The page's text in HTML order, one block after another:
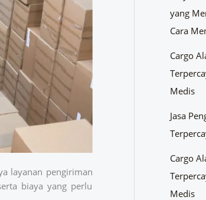
layanan pengiriman
biaya yang perlu
yang
Cara
Cargo
Medis
Jasa
Cargo
Medis